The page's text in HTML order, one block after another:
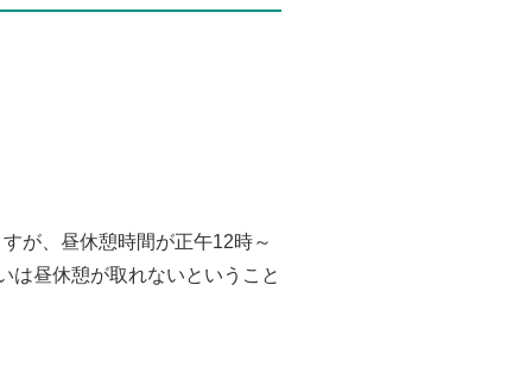
が、昼休憩時間が正午12時～
は昼休憩が取れないということ